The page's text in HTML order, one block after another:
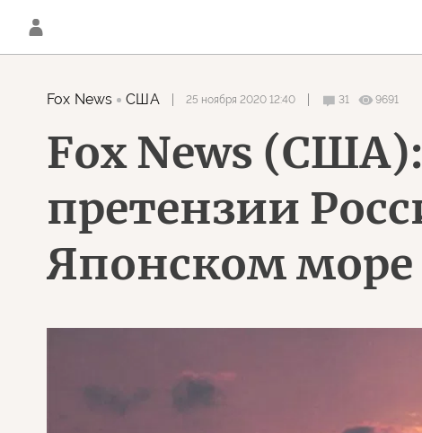
Fox News США 25 ноября 2020 12:40 31 9691
Fox News
претензии
Японском море